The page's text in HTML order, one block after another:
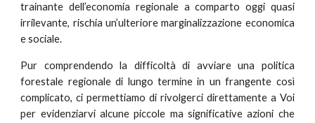
trainante dell’economia regionale a comparto oggi quasi
irrilevante, rischia un’ulteriore marginalizzazione economica
e sociale.
Pur comprendendo la difficoltà di avviare una politica
forestale regionale di lungo termine in un frangente così
complicato, ci permettiamo di rivolgerci direttamente a Voi
per evidenziarvi alcune piccole ma significative azioni che